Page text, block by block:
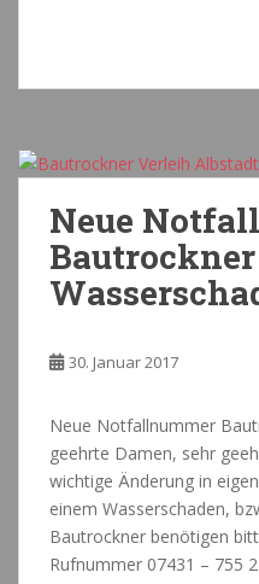
Neue
Bautrockner
30. Januar 2017
Neue Notfallnummer
geehrte Damen, sehr
wichtige Änderung in
einem Wasserschaden,
Bautrockner benötigen
Rufnummer 07431 – 755